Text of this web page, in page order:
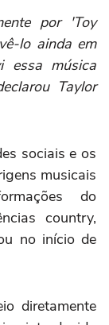
por 'Toy
lo ainda em
essa música
Taylor
sociais e os
musicais
do
country,
no início de
diretamente